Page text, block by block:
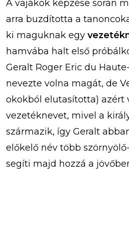
A vajákok képzése során
arra buzdította a
ki maguknak egy
hamvába halt első
Geralt Roger Eric du
nevezte volna magát, de
okokból elutasította) azért
vezetéknevet, mivel a
származik, így Geralt
előkelő név több
segíti majd hozzá a